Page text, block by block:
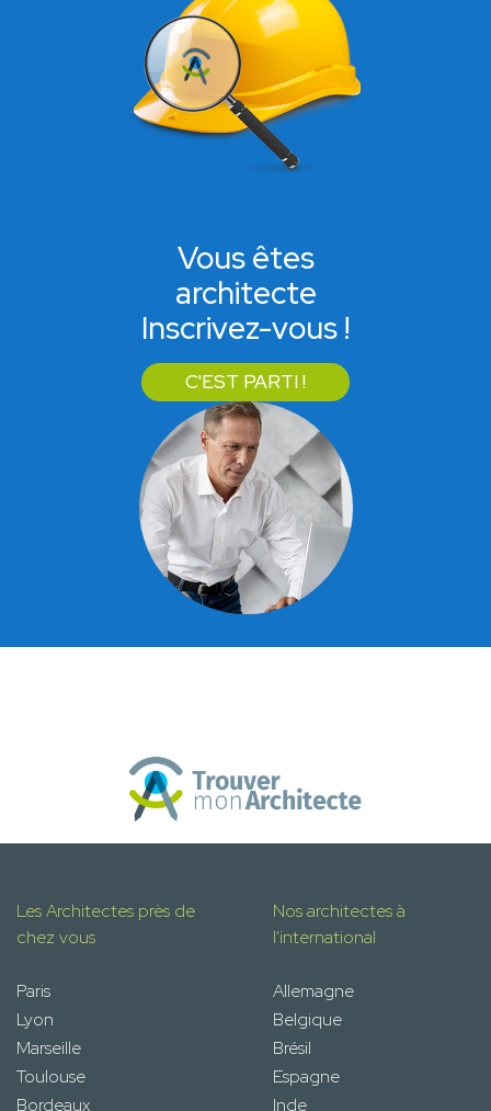
Vous êtes
architecte
Inscrivez-vous !
C'EST PARTI !
Les Architectes près de
chez vous
Paris
Lyon
Marseille
Toulouse
Bordeaux
Nos architectes à
l'international
Allemagne
Belgique
Brésil
Espagne
Inde